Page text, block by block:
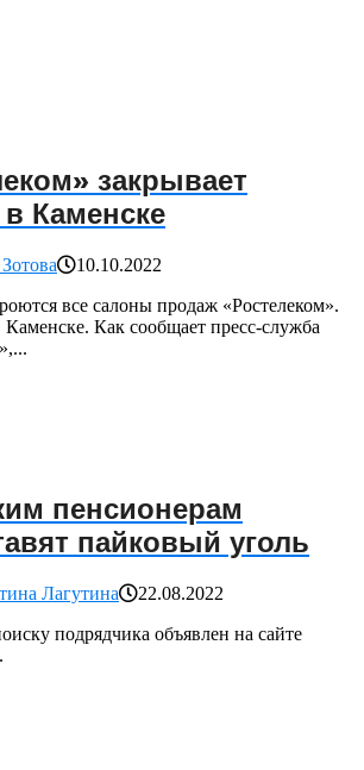
закрывает
Каменске
10.10.2022
все салоны продаж «Ростелеком».
Как сообщает пресс-служба
пенсионерам
пайковый уголь
Лагутина
22.08.2022
подрядчика объявлен на сайте